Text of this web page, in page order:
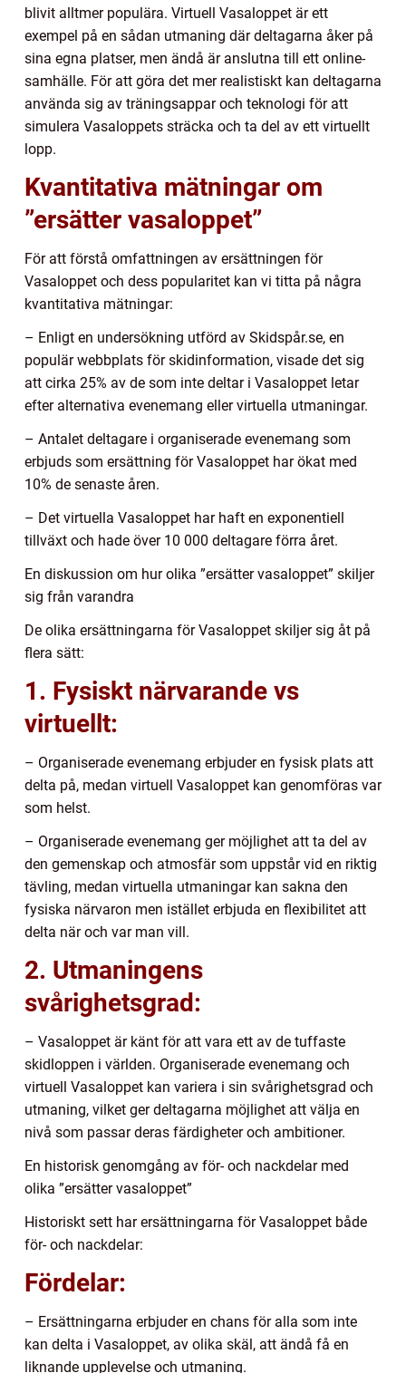
blivit alltmer populära. Virtuell Vasaloppet är ett
exempel på en sådan utmaning där deltagarna åker på
sina egna platser, men ändå är anslutna till ett online-
samhälle. För att göra det mer realistiskt kan deltagarna
använda sig av träningsappar och teknologi för att
simulera Vasaloppets sträcka och ta del av ett virtuellt
lopp.
Kvantitativa mätningar om
”ersätter vasaloppet”
För att förstå omfattningen av ersättningen för
Vasaloppet och dess popularitet kan vi titta på några
kvantitativa mätningar:
– Enligt en undersökning utförd av Skidspår.se, en
populär webbplats för skidinformation, visade det sig
att cirka 25% av de som inte deltar i Vasaloppet letar
efter alternativa evenemang eller virtuella utmaningar.
– Antalet deltagare i organiserade evenemang som
erbjuds som ersättning för Vasaloppet har ökat med
10% de senaste åren.
– Det virtuella Vasaloppet har haft en exponentiell
tillväxt och hade över 10 000 deltagare förra året.
En diskussion om hur olika ”ersätter vasaloppet” skiljer
sig från varandra
De olika ersättningarna för Vasaloppet skiljer sig åt på
flera sätt:
1. Fysiskt närvarande vs
virtuellt:
– Organiserade evenemang erbjuder en fysisk plats att
delta på, medan virtuell Vasaloppet kan genomföras var
som helst.
– Organiserade evenemang ger möjlighet att ta del av
den gemenskap och atmosfär som uppstår vid en riktig
tävling, medan virtuella utmaningar kan sakna den
fysiska närvaron men istället erbjuda en flexibilitet att
delta när och var man vill.
2. Utmaningens
svårighetsgrad:
– Vasaloppet är känt för att vara ett av de tuffaste
skidloppen i världen. Organiserade evenemang och
virtuell Vasaloppet kan variera i sin svårighetsgrad och
utmaning, vilket ger deltagarna möjlighet att välja en
nivå som passar deras färdigheter och ambitioner.
En historisk genomgång av för- och nackdelar med
olika ”ersätter vasaloppet”
Historiskt sett har ersättningarna för Vasaloppet både
för- och nackdelar:
Fördelar:
– Ersättningarna erbjuder en chans för alla som inte
kan delta i Vasaloppet, av olika skäl, att ändå få en
liknande upplevelse och utmaning.